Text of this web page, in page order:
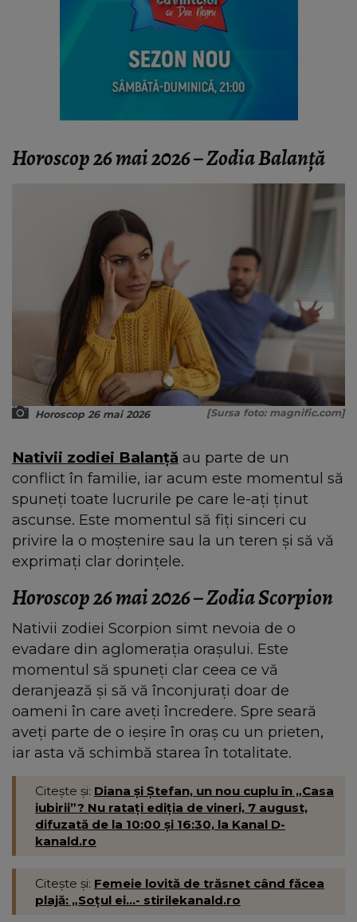
Horoscop 26 mai 2026 – Zodia Balanță
Horoscop 26 mai 2026 [Sursa foto: magnific.com]
Nativii zodiei Balanță au parte de un
conflict în familie, iar acum este momentul să
spuneți toate lucrurile pe care le-ați ținut
ascunse. Este momentul să fiți sinceri cu
privire la o moștenire sau la un teren și să vă
exprimați clar dorințele.
Horoscop 26 mai 2026 – Zodia Scorpion
Nativii zodiei Scorpion simt nevoia de o
evadare din aglomerația orașului. Este
momentul să spuneți clar ceea ce vă
deranjează și să vă înconjurați doar de
oameni în care aveți încredere. Spre seară
aveți parte de o ieșire în oraș cu un prieten,
iar asta vă schimbă starea în totalitate.
Citește și: Diana și Ștefan, un nou cuplu în „Casa
iubirii”? Nu ratați ediția de vineri, 7 august,
difuzată de la 10:00 și 16:30, la Kanal D-
kanald.ro
Citește și: Femeie lovită de trăsnet când făcea
plajă: „Soțul ei...- stirilekanald.ro